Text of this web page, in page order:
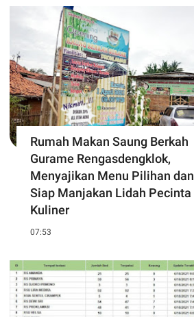
Rumah Makan Saung Berkah
Gurame Rengasdengklok,
Menyajikan Menu Pilihan dan
Siap Manjakan Lidah Pecinta
Kuliner
07:53